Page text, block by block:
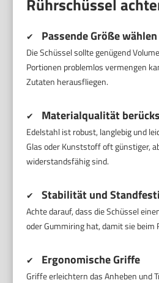
Rührschüssel
✔ Passende Größe wählen
Die Schüssel sollte genügend
Portionen problemlos vermengen
Zutaten herausfliegen.
✔ Materialqualität
Edelstahl ist robust, langlebig und
Glas oder Kunststoff oft günstiger,
widerstandsfähig sind.
✔ Stabilität und
Achte darauf, dass die Schüssel
oder Gummiring hat, damit sie
✔ Ergonomische Griffe
Griffe erleichtern das Anheben und